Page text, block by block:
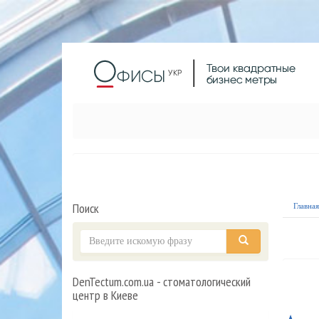
Поиск
DenTectum.com.ua - стоматологический
центр в Киеве